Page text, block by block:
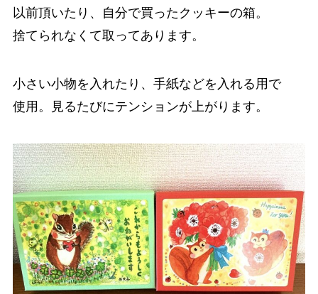
以前頂いたり、自分で買ったクッキーの箱。
捨てられなくて取ってあります。
小さい小物を入れたり、手紙などを入れる用で
使用。見るたびにテンションが上がります。